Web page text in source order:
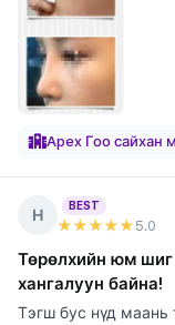
Apex Гоо сайхан
Н
BEST
★★★★★ 5.0
Төрөлхийн юм шиг
хангалуун байна!
Тэгш бус нүд маань